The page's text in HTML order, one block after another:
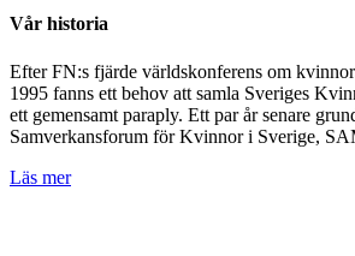
Vår historia
Efter FN:s fjärde världskonferens om
1995 fanns ett behov att samla Sveriges
ett gemensamt paraply. Ett par år senare
Samverkansforum för Kvinnor i Sverige,
Läs mer